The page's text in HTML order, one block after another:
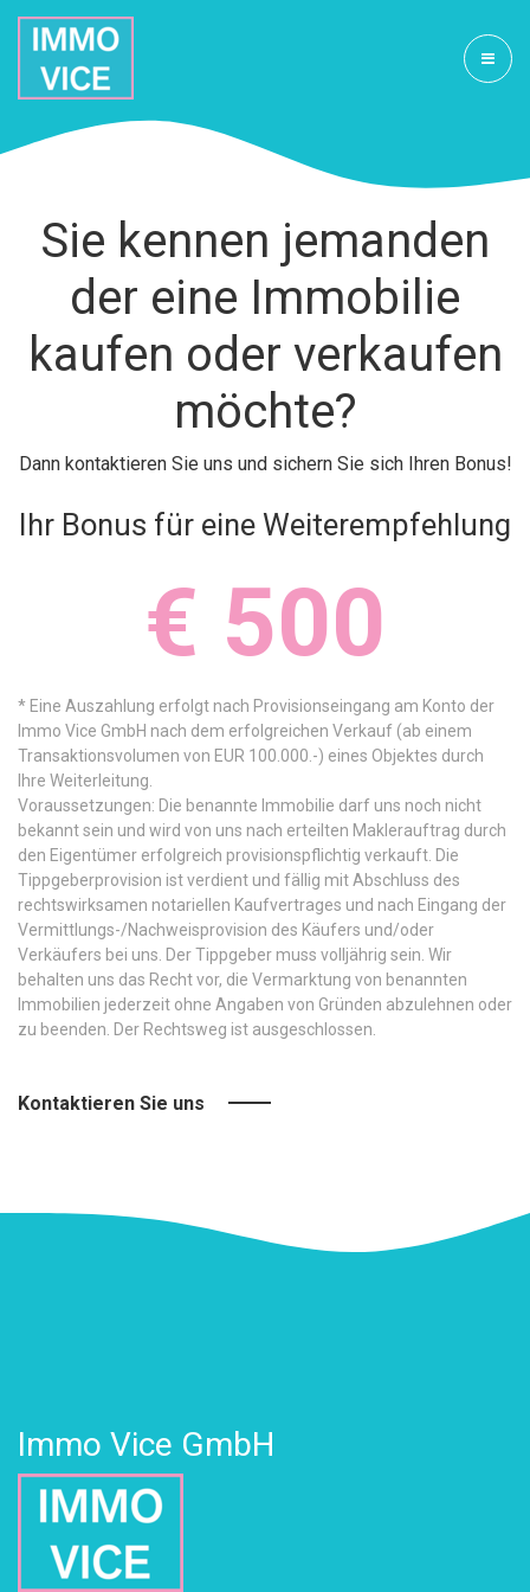
Sie kennen jemanden
der eine Immobilie
kaufen oder verkaufen
möchte?
Dann kontaktieren Sie uns und sichern Sie sich Ihren Bonus!
Ihr Bonus für eine Weiterempfehlung
€ 500
* Eine Auszahlung erfolgt nach Provisionseingang am Konto der
Immo Vice GmbH nach dem erfolgreichen Verkauf (ab einem
Transaktionsvolumen von EUR 100.000.-) eines Objektes durch
Ihre Weiterleitung.
Voraussetzungen: Die benannte Immobilie darf uns noch nicht
bekannt sein und wird von uns nach erteilten Maklerauftrag durch
den Eigentümer erfolgreich provisionspflichtig verkauft. Die
Tippgeberprovision ist verdient und fällig mit Abschluss des
rechtswirksamen notariellen Kaufvertrages und nach Eingang der
Vermittlungs-/Nachweisprovision des Käufers und/oder
Verkäufers bei uns. Der Tippgeber muss volljährig sein. Wir
behalten uns das Recht vor, die Vermarktung von benannten
Immobilien jederzeit ohne Angaben von Gründen abzulehnen oder
zu beenden. Der Rechtsweg ist ausgeschlossen.
Kontaktieren Sie uns
Immo Vice GmbH